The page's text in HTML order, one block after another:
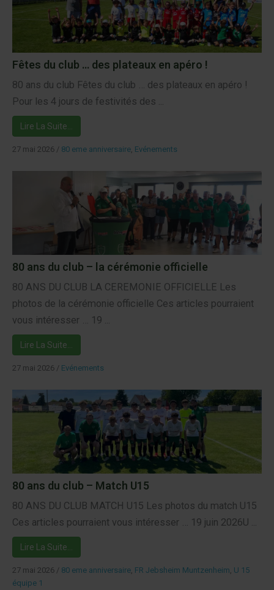
Fêtes du club … des plateaux en apéro !
80 ans du club Fêtes du club … des plateaux en apéro !
Pour les 4 jours de festivités des ...
Lire La Suite…
27 mai 2026 / 80 eme anniversaire, Evénements
80 ans du club – la cérémonie officielle
80 ANS DU CLUB LA CEREMONIE OFFICIELLE Les
photos de la cérémonie officielle Ces articles pourraient
vous intéresser … 19 ...
Lire La Suite…
27 mai 2026 / Evénements
80 ans du club – Match U15
80 ANS DU CLUB MATCH U15 Les photos du match U15
Ces articles pourraient vous intéresser … 19 juin 2026U ...
Lire La Suite…
27 mai 2026 / 80 eme anniversaire, FR Jebsheim Muntzenheim, U 15
équipe 1